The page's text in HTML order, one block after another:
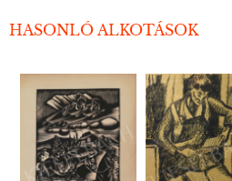
HASONLÓ ALKOTÁSOK